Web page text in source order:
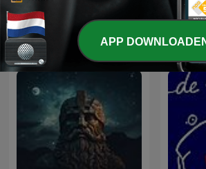
Learn Turkish With Stories
APP